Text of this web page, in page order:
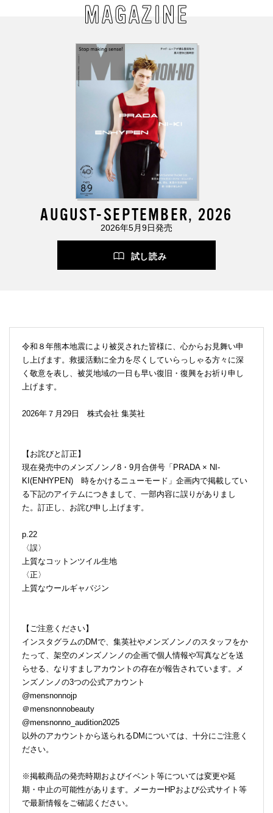
MAGAZINE
AUGUST-SEPTEMBER, 2026
2026年5月9日発売
試し読み
令和８年熊本地震により被災された皆様に、心からお見舞い申
し上げます。救援活動に全力を尽くしていらっしゃる方々に深
く敬意を表し、被災地域の一日も早い復旧・復興をお祈り申し
上げます。
2026年７月29日 株式会社 集英社
【お詫びと訂正】
現在発売中のメンズノンノ8・9月合併号「PRADA × NI-
KI(ENHYPEN) 時をかけるニューモード」企画内で掲載してい
る下記のアイテムにつきまして、一部内容に誤りがありまし
た。訂正し、お詫び申し上げます。
p.22
〈誤〉
上質なコットンツイル生地
〈正〉
上質なウールギャバジン
【ご注意ください】
インスタグラムのDMで、集英社やメンズノンノのスタッフをか
たって、架空のメンズノンノの企画で個人情報や写真などを送
らせる、なりすましアカウントの存在が報告されています。メ
ンズノンノの3つの公式アカウント
@mensnonnojp
＠mensnonnobeauty
@mensnonno_audition2025
以外のアカウントから送られるDMについては、十分にご注意く
ださい。
※掲載商品の発売時期およびイベント等については変更や延
期・中止の可能性があります。メーカーHPおよび公式サイト等
で最新情報をご確認ください。